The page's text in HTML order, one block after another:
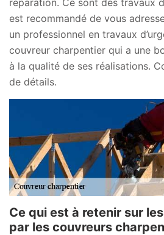
est recommandé de vous
un professionnel en travaux
couvreur charpentier qui a une
à la qualité de ses réalisations.
de détails.
Ce qui est à retenir sur
par les couvreurs